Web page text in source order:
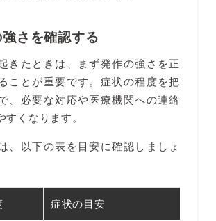
さを確認する
きたときは、まず発作の強さを正
ことが重要です。症状の程度を把
、必要な対応や医療機関への連絡
くなります。
、以下の表を目安に確認しましょ
症状の目安